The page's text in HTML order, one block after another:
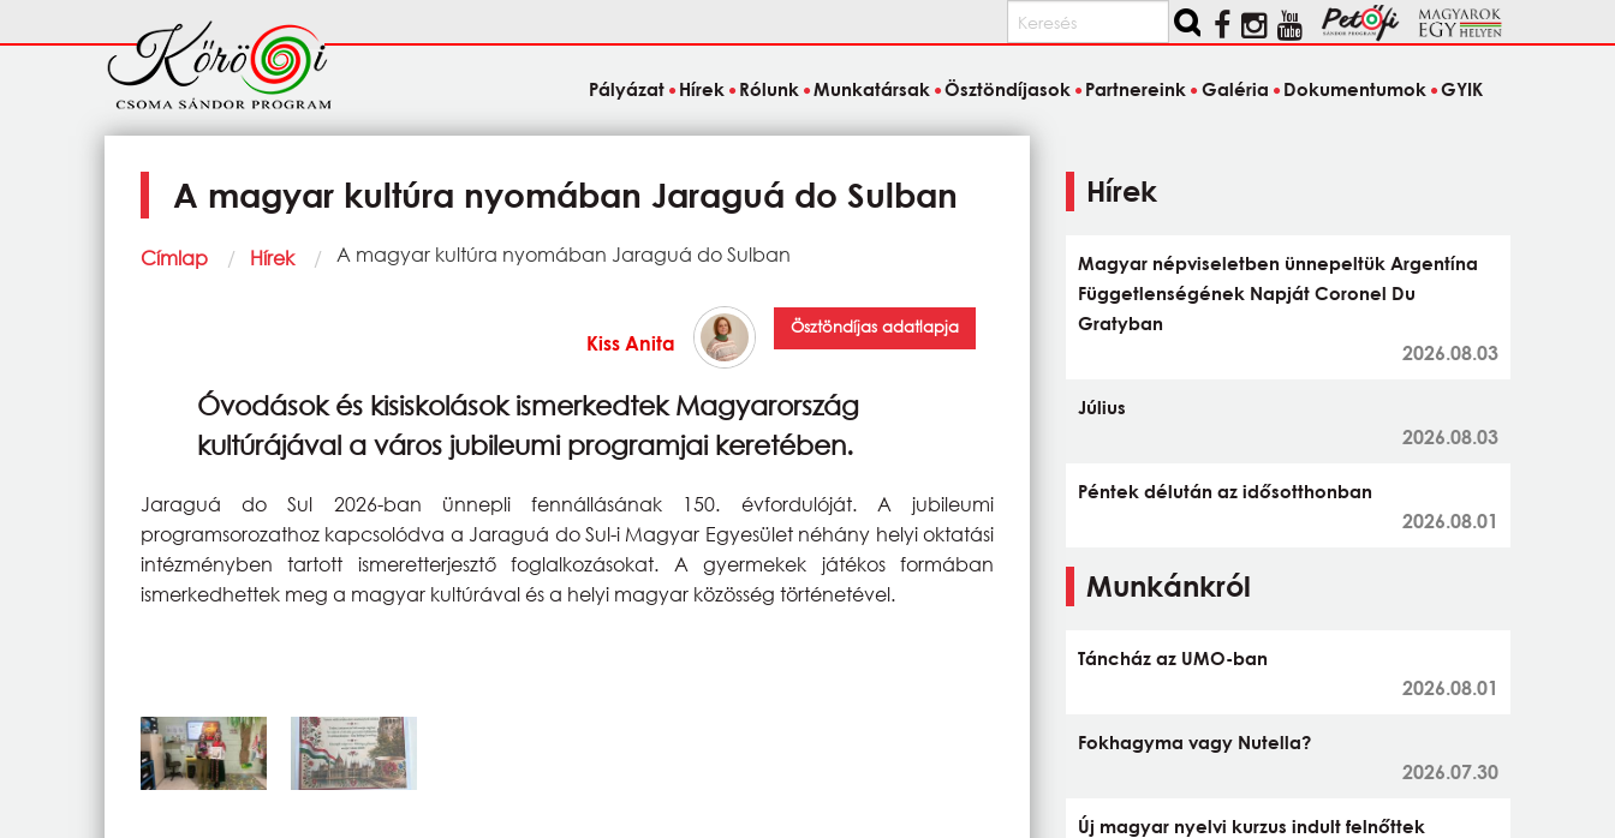
Keresés
Fő
navigáció
Pályázat Hírek Rólunk Munkatársak Ösztöndíjasok Partnereink Galéria Dokumentumok GYIK
A magyar kultúra nyomában Jaraguá do Sulban
Morzsa
Címlap Hírek Current:
A magyar kultúra nyomában Jaraguá do Sulban
Kiss Anita
Ösztöndíjas adatlapja
Óvodások és kisiskolások ismerkedtek Magyarország
kultúrájával a város jubileumi programjai keretében.
Jaraguá do Sul 2026-ban ünnepli fennállásának 150. évfordulóját. A jubileumi
programsorozathoz kapcsolódva a Jaraguá do Sul-i Magyar Egyesület néhány helyi oktatási
intézményben tartott ismeretterjesztő foglalkozásokat. A gyermekek játékos formában
ismerkedhettek meg a magyar kultúrával és a helyi magyar közösség történetével.
Hírek
Magyar népviseletben ünnepeltük Argentína
Függetlenségének Napját Coronel Du
Gratyban
2026.08.03
Július
2026.08.03
Péntek délután az idősotthonban
2026.08.01
Munkánkról
Táncház az UMO-ban
2026.08.01
Fokhagyma vagy Nutella?
2026.07.30
Új magyar nyelvi kurzus indult felnőttek